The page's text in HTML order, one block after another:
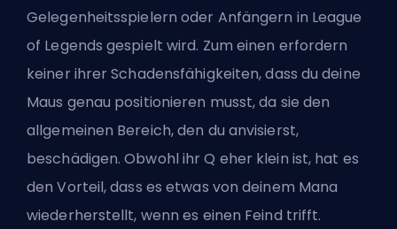
Gelegenheitsspielern oder Anfängern in League
of Legends gespielt wird. Zum einen erfordern
keiner ihrer Schadensfähigkeiten, dass du deine
Maus genau positionieren musst, da sie den
allgemeinen Bereich, den du anvisierst,
beschädigen. Obwohl ihr Q eher klein ist, hat es
den Vorteil, dass es etwas von deinem Mana
wiederherstellt, wenn es einen Feind trifft.